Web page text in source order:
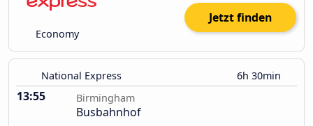
Economy
Jetzt finden
National Express 6h 30min
13:55 Birmingham
Busbahnhof